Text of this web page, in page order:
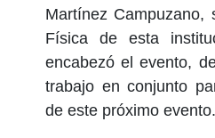
Martínez Campuzano,
Física de esta
encabezó el evento,
trabajo en conjunto
de este próximo evento.